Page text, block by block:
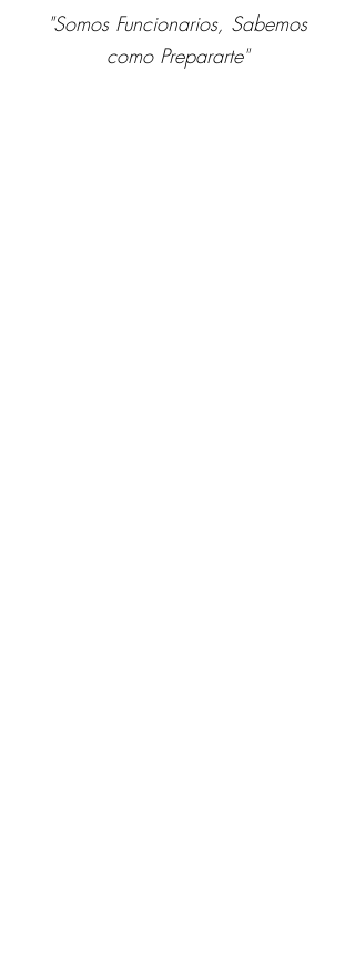
"Somos Funcionarios, Sabemos
como Prepararte"